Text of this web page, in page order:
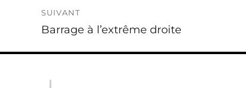
SUIVANT
Publication
Barrage à l’extrême droite